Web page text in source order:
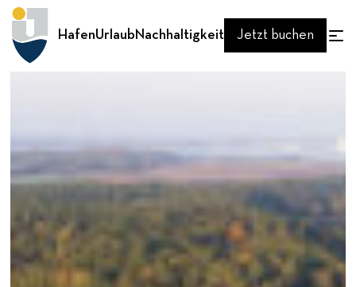
HafenUrlaubNachhaltigkeit Jetzt buchen